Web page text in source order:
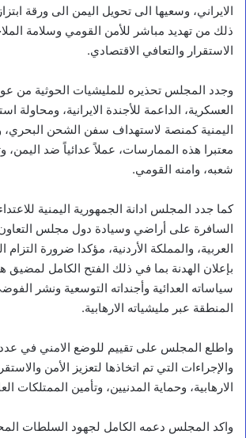
الايراني، وسعيها الى تحويل اليمن الى ورقة
ذلك من تهديد مباشر للأمن القومي وسلامة
الاستقرار والتعافي الاقتصادي.
وجدد المجلس تحذيره للمليشيات الحوثية من
العسكرية، الداعمة للأجندة الايرانية، ومحاولة
اليمنية كمنصة لاستهداف سفن الشحن البحري،
معتبرا هذه الممارسات، عملاً عدائياً ضد اليمن،
شعبه، وامنه القومي.
كما جدد المجلس ادانة الجمهورية اليمنية
السافرة على أراضي وسيادة دول مجلس
العربية، والمملكة الأردنية، مؤكدا ضرورة التزام
بإعلان الهدنة بما في ذلك الفتح الكامل لمضيق
سياساته العدائية وأجنداته التوسعية ونشر
المنطقة عبر مليشياته الارهابية.
واطلع المجلس على تقييم للوضع الامني في
والإجراءات التي تم اتخاذها لتعزيز الأمن
الارهابية، وحماية المدنيين، وتأمين الممتلكات
واكد المجلس دعمه الكامل لجهود السلطات